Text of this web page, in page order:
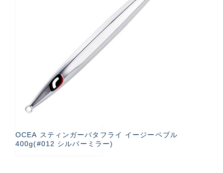
OCEA スティンガーバタフライ イージーペブル
400g(#012 シルバーミラー)